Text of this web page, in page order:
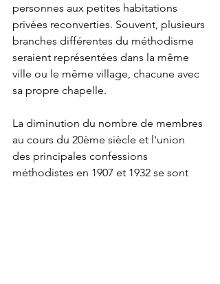
personnes aux petites habitations
privées reconverties. Souvent, plusieurs
branches différentes du méthodisme
seraient représentées dans la même
ville ou le même village, chacune avec
sa propre chapelle.
La diminution du nombre de membres
au cours du 20ème siècle et l'union
des principales confessions
méthodistes en 1907 et 1932 se sont